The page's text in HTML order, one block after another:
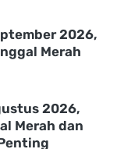
2026,
Merah
2026,
Merah dan